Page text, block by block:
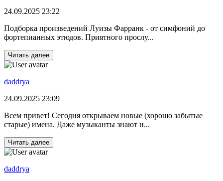
24.09.2025 23:22
Подборка произведений Луизы Фарранк - от симфоний до
фортепианных этюдов. Приятного прослу...
Читать далее
daddrya
24.09.2025 23:09
Всем привет! Сегодня открываем новые (хорошо забытые
старые) имена. Даже музыканты знают н...
Читать далее
daddrya